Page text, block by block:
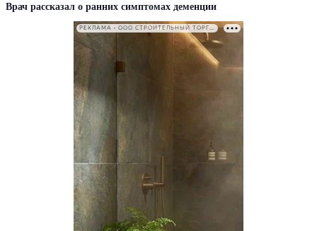
Врач рассказал о ранних симптомах деменции
РЕКЛАМА • ООО СТРОИТЕЛЬНЫЙ ТОРГОВЫЙ ДОМ «ПЕТРОВИЧ». ИНН: 7802348846